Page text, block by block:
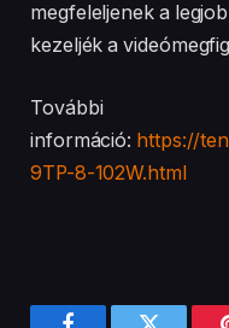
megfeleljenek a
kezeljék a
További
információ: https://
9TP-8-102W.html